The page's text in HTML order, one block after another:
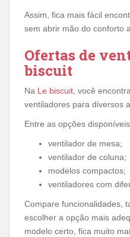
Assim, fica mais fácil
sem abrir mão do conforto
Ofertas de
biscuit
Na Le biscuit, você
ventiladores para diversos
Entre as opções
ventilador de mesa;
ventilador de coluna;
modelos compactos;
ventiladores com
Compare funcionalidades,
escolher a opção mais
modelo certo, fica muito